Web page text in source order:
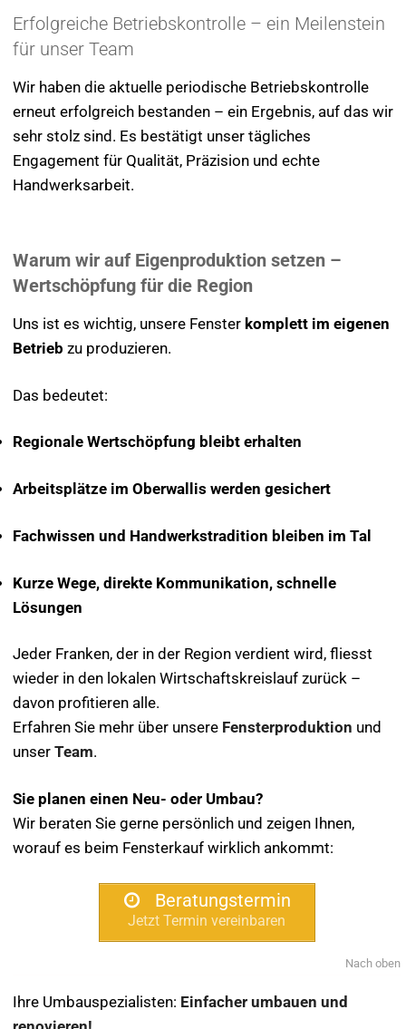
Erfolgreiche Betriebskontrolle – ein Meilenstein
für unser Team
Wir haben die aktuelle periodische Betriebskontrolle
erneut erfolgreich bestanden – ein Ergebnis, auf das wir
sehr stolz sind. Es bestätigt unser tägliches
Engagement für Qualität, Präzision und echte
Handwerksarbeit.
Warum wir auf Eigenproduktion setzen –
Wertschöpfung für die Region
Uns ist es wichtig, unsere Fenster komplett im eigenen
Betrieb zu produzieren.
Das bedeutet:
Regionale Wertschöpfung bleibt erhalten
Arbeitsplätze im Oberwallis werden gesichert
Fachwissen und Handwerkstradition bleiben im Tal
Kurze Wege, direkte Kommunikation, schnelle
Lösungen
Jeder Franken, der in der Region verdient wird, fliesst
wieder in den lokalen Wirtschaftskreislauf zurück –
davon profitieren alle.
Erfahren Sie mehr über unsere Fensterproduktion und
unserTeam.
Sie planen einen Neu- oder Umbau?
Wir beraten Sie gerne persönlich und zeigen Ihnen,
worauf es beim Fensterkauf wirklich ankommt:
Beratungstermin
Jetzt Termin vereinbaren
Nach oben
Ihre Umbauspezialisten: Einfacher umbauen und